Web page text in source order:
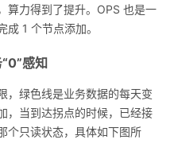
算力得到了提升。OPS 也是一
1 个节点添加。
感知
，绿色线是业务数据的每天变
，当到达拐点的时候，已经接
个只读状态，具体如下图所